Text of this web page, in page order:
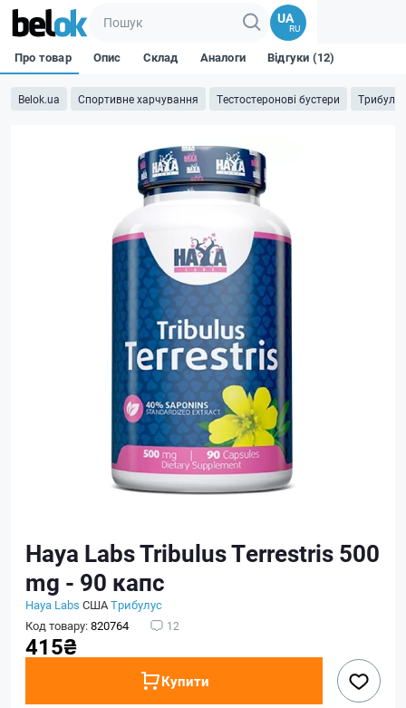
UA
RU
Belok.ua Спортивне харчування Тестостеронові бустери Трибулус
Про товар Опис Склад Аналоги Відгуки (12)
Haya Labs Tribulus Terrestris 500
mg - 90 капс
Haya Labs СШАТрибулус
Код товару:820764 12
415₴
Купити